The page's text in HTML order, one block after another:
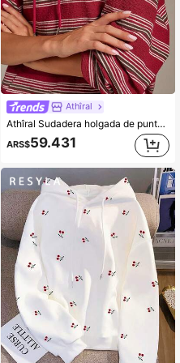
Athîral
Athîral Sudadera holgada de punto con capucha, rayas rojas y manga larga para mujer, adecuada para uso casual diario, citas, reuniones y ropa deportiva
ARS$59.431